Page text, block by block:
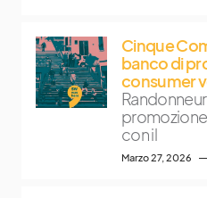
Cinque
banco di
consumer
con il
Marzo 27, 2026